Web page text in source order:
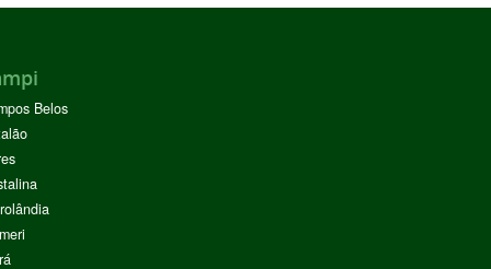
Belos